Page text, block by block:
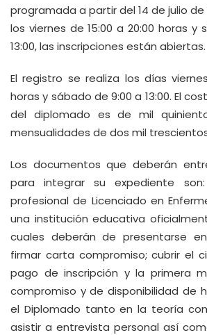
programada a partir del 14 de julio de
los viernes de 15:00 a 20:00 horas y
13:00, las inscripciones están abiertas.
El registro se realiza los días
horas y sábado de 9:00 a 13:00. El
del diplomado es de mil
mensualidades de dos mil
Los documentos que deberán
para integrar su expediente
profesional de Licenciado en
una institución educativa
cuales deberán de presentarse
firmar carta compromiso; cubrir el
pago de inscripción y la primera
compromiso y de disponibilidad de
el Diplomado tanto en la teoría
asistir a entrevista personal así